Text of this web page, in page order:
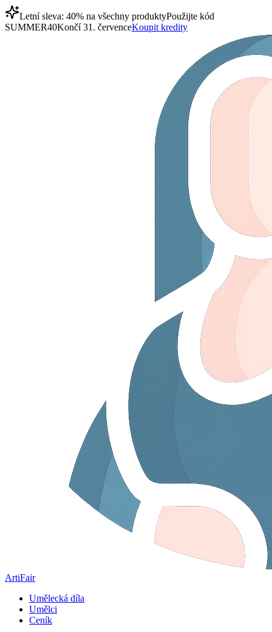
Letní sleva: 40% na všechny produktyPoužijte kód
SUMMER40Končí 31. červenceKoupit kredity
ArtiFair
Umělecká díla
Umělci
Ceník